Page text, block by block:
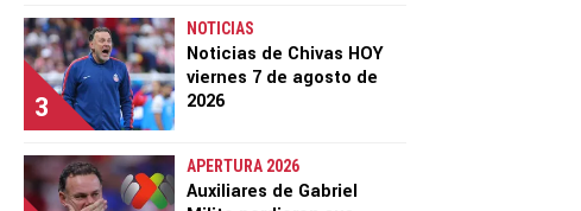
3
NOTICIAS
Noticias de Chivas HOY
viernes 7 de agosto de
2026
APERTURA 2026
Auxiliares de Gabriel